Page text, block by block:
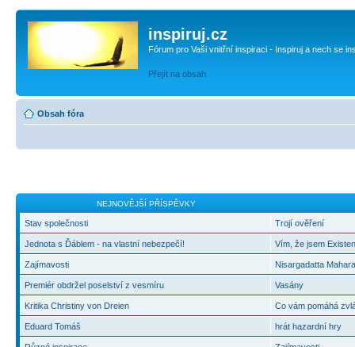
inspiruj.cz
Fórum pro Vaši vnitřní inspiraci - Inspiruj a nech se
Přejít na obsah
Obsah fóra
NEJNOVĚJŠÍ PŘÍSPĚVKY
Stav společnosti
Jednota s Ďáblem - na vlastní nebezpečí!
Zajímavosti
Premiér obdržel poselství z vesmíru
Kritika Christiny von Dreien
Eduard Tomáš
Trojí ověření
Vím, že jsem
Nisargadatta
Vasány
Co vám pomáhá
hrát hazardní hry